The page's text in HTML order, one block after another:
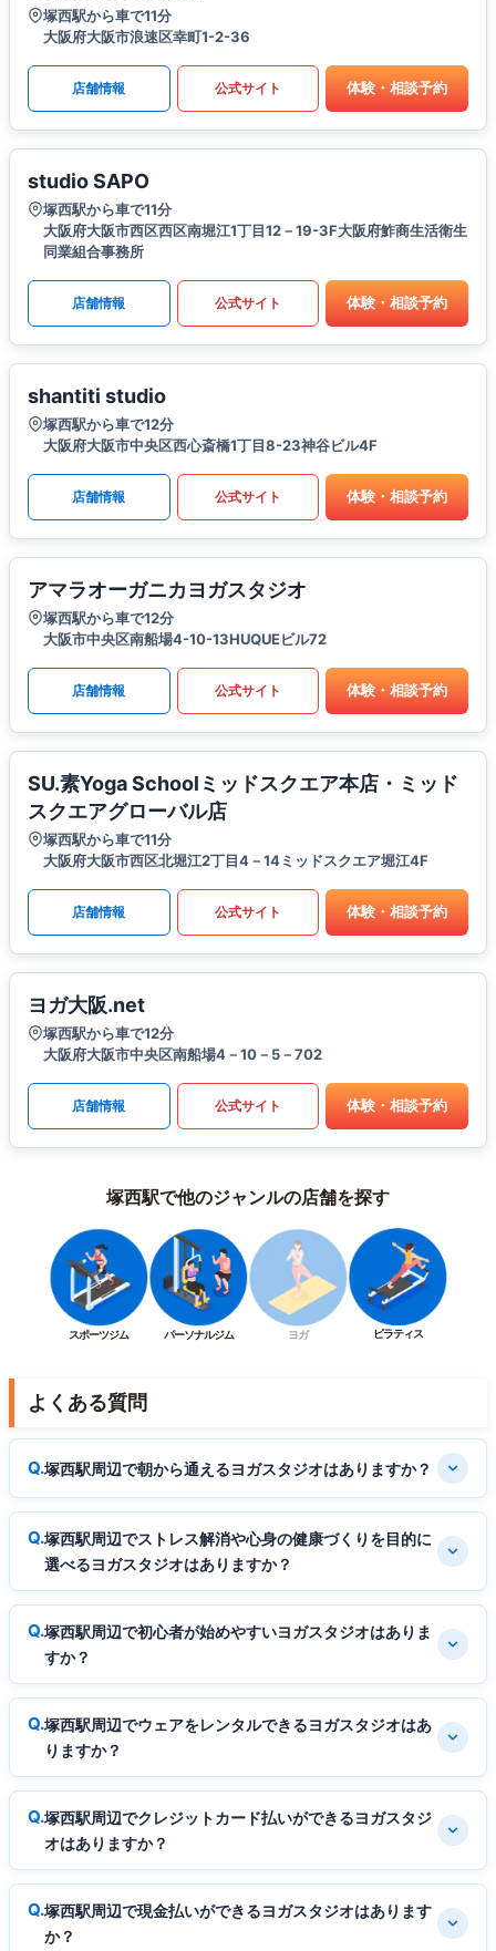
塚西駅から車で11分
大阪府大阪市浪速区幸町1-2-36
店舗情報 公式サイト 体験・相談予約
studio SAPO
塚西駅から車で11分
大阪府大阪市西区西区南堀江1丁目12－19-3F大阪府鮓商生活衛生
同業組合事務所
店舗情報 公式サイト 体験・相談予約
shantiti studio
塚西駅から車で12分
大阪府大阪市中央区西心斎橋1丁目8-23神谷ビル4F
店舗情報 公式サイト 体験・相談予約
アマラオーガニカヨガスタジオ
塚西駅から車で12分
大阪市中央区南船場4-10-13HUQUEビル72
店舗情報 公式サイト 体験・相談予約
SU.素Yoga Schoolミッドスクエア本店・ミッド
スクエアグローバル店
塚西駅から車で11分
大阪府大阪市西区北堀江2丁目4－14ミッドスクエア堀江4F
店舗情報 公式サイト 体験・相談予約
ヨガ大阪.net
塚西駅から車で12分
大阪府大阪市中央区南船場4－10－5－702
店舗情報 公式サイト 体験・相談予約
塚西駅で他のジャンルの店舗を探す
スポーツジム パーソナルジム ヨガ ピラティス
よくある質問
塚西駅周辺で朝から通えるヨガスタジオはありますか？
塚西駅周辺でストレス解消や心身の健康づくりを目的に
選べるヨガスタジオはありますか？
塚西駅周辺で初心者が始めやすいヨガスタジオはありま
すか？
塚西駅周辺でウェアをレンタルできるヨガスタジオはあ
りますか？
塚西駅周辺でクレジットカード払いができるヨガスタジ
オはありますか？
塚西駅周辺で現金払いができるヨガスタジオはあります
か？